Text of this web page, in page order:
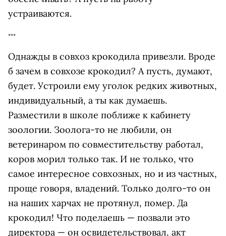
устраиваются.
***
Однажды в совхоз крокодила привезли. Вроде
б зачем в совхозе крокодил? А пусть, думают,
будет. Устроили ему уголок редких животных,
индивидуальный, а ты как думаешь.
Разместили в школе поближе к кабинету
зоологии. Зоолога-то не любили, он
ветеринаром по совместительству работал,
коров морил только так. И не только, что
самое интересное совхозных, но и из частных,
проще говоря, владений. Только долго-то он
на наших харчах не протянул, помер. Да
крокодил! Что поделаешь — позвали это
директора — он освидетельствовал, акт